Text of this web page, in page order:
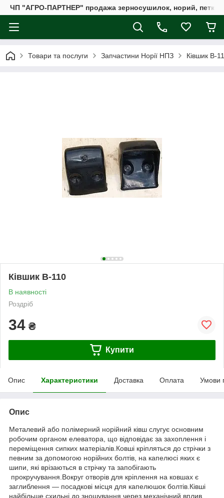
ЧП "АГРО-ПАРТНЕР" продажа зерносушилок, норий,
Товари та послуги Запчастини Норії НПЗ Ківшик В-
Ківшик В-110
В наявності
Роздріб
34 ₴
Купити
Опис Характеристики Доставка Оплата Умови
Опис
Металевий або полімерний норійний ківш слугує основним
робочим органом елеватора, що відповідає за захоплення і
переміщення сипких матеріалів.Ковші кріпляться до стрічки з
певним за допомогою норійних болтів, на капелюсі яких є
шипи, які врізаються в стрічку та запобігають
прокручування.Вокруг отворів для кріплення на ковшах є
заглиблення — посадкові місця для капелюшок болтів.Ківші
найбільше схильні до зношування через механічний вплив